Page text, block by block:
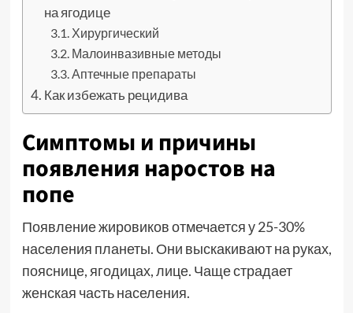
на ягодице
Хирургический
Малоинвазивные методы
Аптечные препараты
Как избежать рецидива
Симптомы и причины
появления наростов на
попе
Появление жировиков отмечается у 25-30%
населения планеты. Они выскакивают на руках,
пояснице, ягодицах, лице. Чаще страдает
женская часть населения.